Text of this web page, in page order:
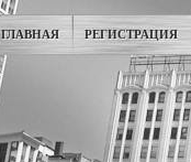
ГЛАВНАЯ РЕГИСТРАЦИЯ